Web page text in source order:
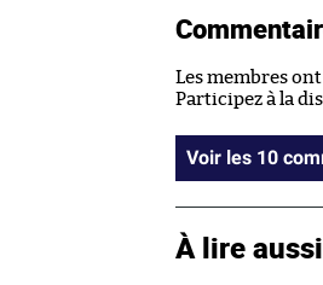
Les membres
Participez à la
Voir
À lire aussi